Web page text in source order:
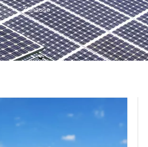
Zuhause